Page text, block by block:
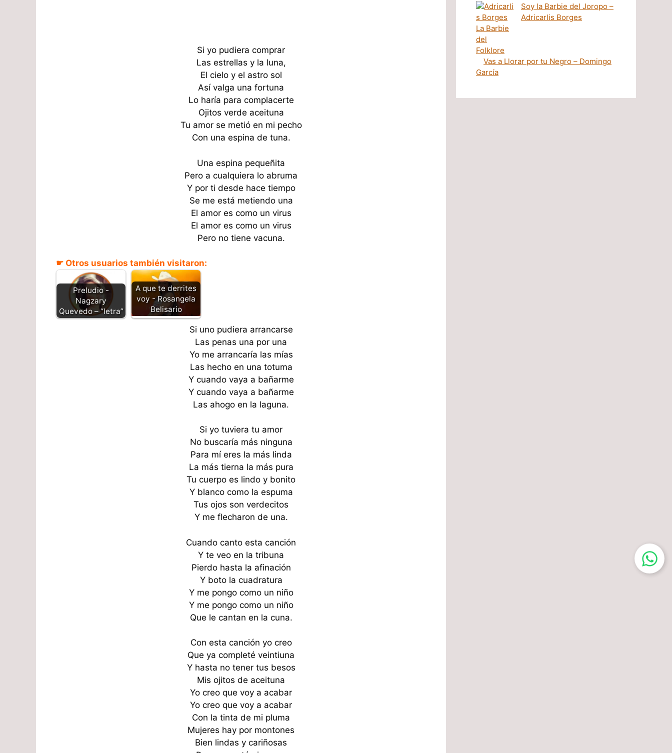
Si yo pudiera comprar
Las estrellas y la luna,
El cielo y el astro sol
Así valga una fortuna
Lo haría para complacerte
Ojitos verde aceituna
Tu amor se metió en mi pecho
Con una espina de tuna.
Una espina pequeñita
Pero a cualquiera lo abruma
Y por ti desde hace tiempo
Se me está metiendo una
El amor es como un virus
El amor es como un virus
Pero no tiene vacuna.
☛ Otros usuarios también visitaron:
Preludio -
Nagzary
Quevedo – “letra”
A que te derrites
voy - Rosangela
Belisario
Si uno pudiera arrancarse
Las penas una por una
Yo me arrancaría las mías
Las hecho en una totuma
Y cuando vaya a bañarme
Y cuando vaya a bañarme
Las ahogo en la laguna.
Si yo tuviera tu amor
No buscaría más ninguna
Para mí eres la más linda
La más tierna la más pura
Tu cuerpo es lindo y bonito
Y blanco como la espuma
Tus ojos son verdecitos
Y me flecharon de una.
Cuando canto esta canción
Y te veo en la tribuna
Pierdo hasta la afinación
Y boto la cuadratura
Y me pongo como un niño
Y me pongo como un niño
Que le cantan en la cuna.
Con esta canción yo creo
Que ya completé veintiuna
Y hasta no tener tus besos
Mis ojitos de aceituna
Yo creo que voy a acabar
Yo creo que voy a acabar
Con la tinta de mi pluma
Mujeres hay por montones
Bien lindas y cariñosas
Soy la Barbie del Joropo –
Adricarlis Borges
Vas a Llorar por tu Negro – Domingo
García